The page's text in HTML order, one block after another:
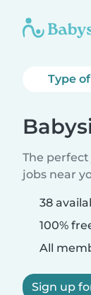
Type
The
jobs near
38
100%
All
Sign up